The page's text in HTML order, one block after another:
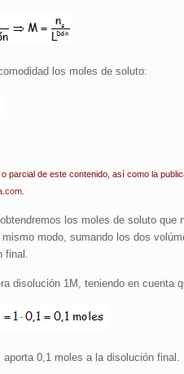
los moles de soluto:
parcial de este contenido, así como la
los moles de soluto
modo, sumando los dos
final.
disolución 1M, teniendo en cuenta
aporta 0,1 moles a la disolución final.